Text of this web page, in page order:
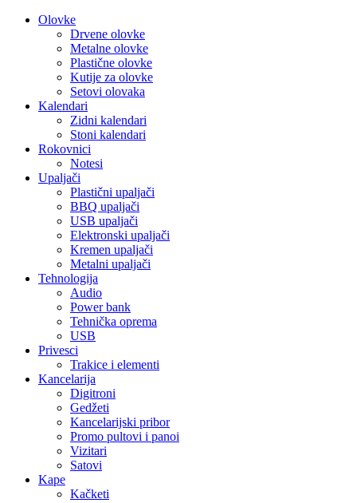
Olovke
Drvene olovke
Metalne olovke
Plastične olovke
Kutije za olovke
Setovi olovaka
Kalendari
Zidni kalendari
Stoni kalendari
Rokovnici
Notesi
Upaljači
Plastični upaljači
BBQ upaljači
USB upaljači
Elektronski upaljači
Kremen upaljači
Metalni upaljači
Tehnologija
Audio
Power bank
Tehnička oprema
USB
Privesci
Trakice i elementi
Kancelarija
Digitroni
Gedžeti
Kancelarijski pribor
Promo pultovi i panoi
Vizitari
Satovi
Kape
Kačketi